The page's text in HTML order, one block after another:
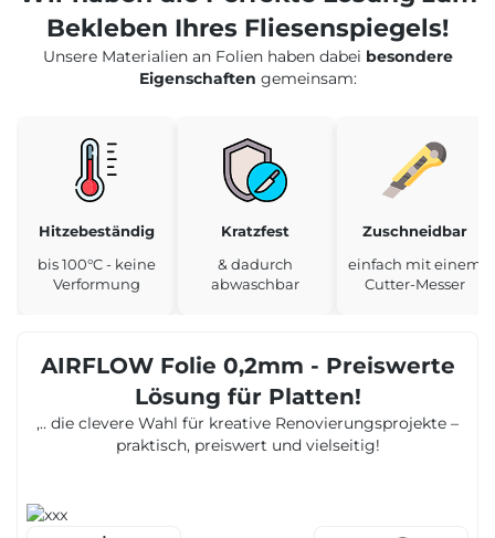
Bekleben Ihres Fliesenspiegels!
Unsere Materialien an Folien haben dabei besondere
Eigenschaften gemeinsam:
Hitzebeständig
bis 100°C - keine
Verformung
Kratzfest
& dadurch
abwaschbar
Zuschneidbar
einfach mit einem
Cutter-Messer
AIRFLOW Folie 0,2mm - Preiswerte
Lösung für Platten!
,.. die clevere Wahl für kreative Renovierungsprojekte –
praktisch, preiswert und vielseitig!